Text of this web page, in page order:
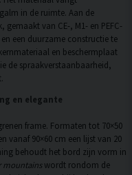
in de ruimte. Aan de
van CE-, M1- en PEFC-
een duurzame constructie te
en beschermplaat
de spraakverstaanbaarheid,
en elegante
frame. Formaten tot 70×50
vanaf 90×60 cm een lijst van 20
behoudt het bord zijn vorm in
mountainswordt rondom de